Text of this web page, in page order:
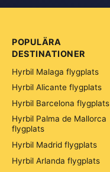
POPULÄRA
DESTINATIONER
Hyrbil Malaga flygplats
Hyrbil Alicante flygplats
Hyrbil Barcelona flygplats
Hyrbil Palma de Mallorca
flygplats
Hyrbil Madrid flygplats
Hyrbil Arlanda flygplats